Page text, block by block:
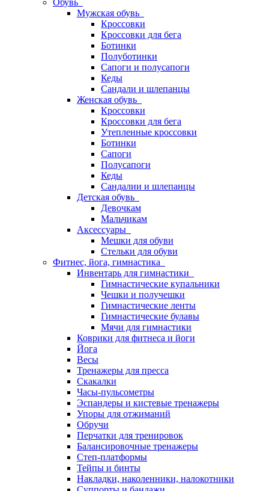
Обувь
Мужская обувь
Кроссовки
Кроссовки для бега
Ботинки
Полуботинки
Сапоги и полусапоги
Кеды
Сандали и шлепанцы
Женская обувь
Кроссовки
Кроссовки для бега
Утепленные кроссовки
Ботинки
Сапоги
Полусапоги
Кеды
Сандалии и шлепанцы
Детская обувь
Девочкам
Мальчикам
Аксессуары
Мешки для обуви
Стельки для обуви
Фитнес, йога, гимнастика
Инвентарь для гимнастики
Гимнастические купальники
Чешки и получешки
Гимнастические ленты
Гимнастические булавы
Мячи для гимнастики
Коврики для фитнеса и йоги
Йога
Весы
Тренажеры для пресса
Скакалки
Часы-пульсометры
Эспандеры и кистевые тренажеры
Упоры для отжиманий
Обручи
Перчатки для тренировок
Балансировочные тренажеры
Степ-платформы
Тейпы и бинты
Накладки, наколенники, налокотники